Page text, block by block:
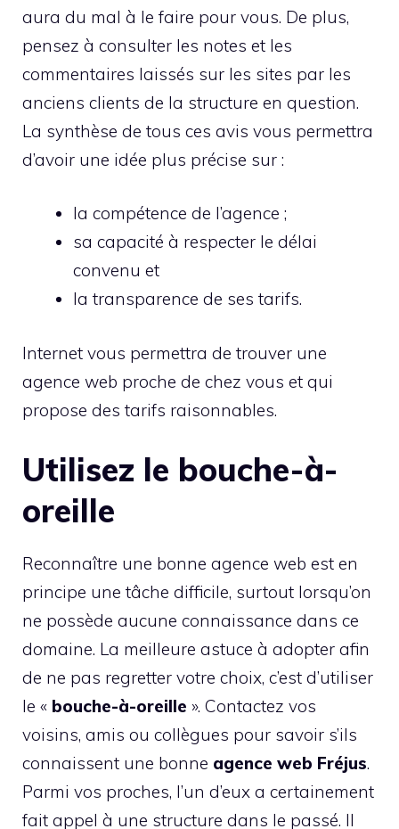
aura du mal à le faire pour vous. De plus,
pensez à consulter les notes et les
commentaires laissés sur les sites par les
anciens clients de la structure en question.
La synthèse de tous ces avis vous permettra
d’avoir une idée plus précise sur :
la compétence de l’agence ;
sa capacité à respecter le délai
convenu et
la transparence de ses tarifs.
Internet vous permettra de trouver une
agence web proche de chez vous et qui
propose des tarifs raisonnables.
Utilisez le bouche-à-
oreille
Reconnaître une bonne agence web est en
principe une tâche difficile, surtout lorsqu’on
ne possède aucune connaissance dans ce
domaine. La meilleure astuce à adopter afin
de ne pas regretter votre choix, c’est d’utiliser
le « bouche-à-oreille ». Contactez vos
voisins, amis ou collègues pour savoir s’ils
connaissent une bonne agence web Fréjus.
Parmi vos proches, l’un d’eux a certainement
fait appel à une structure dans le passé. Il